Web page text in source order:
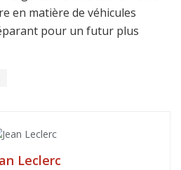
en matière de véhicules
pour un futur plus
Leclerc